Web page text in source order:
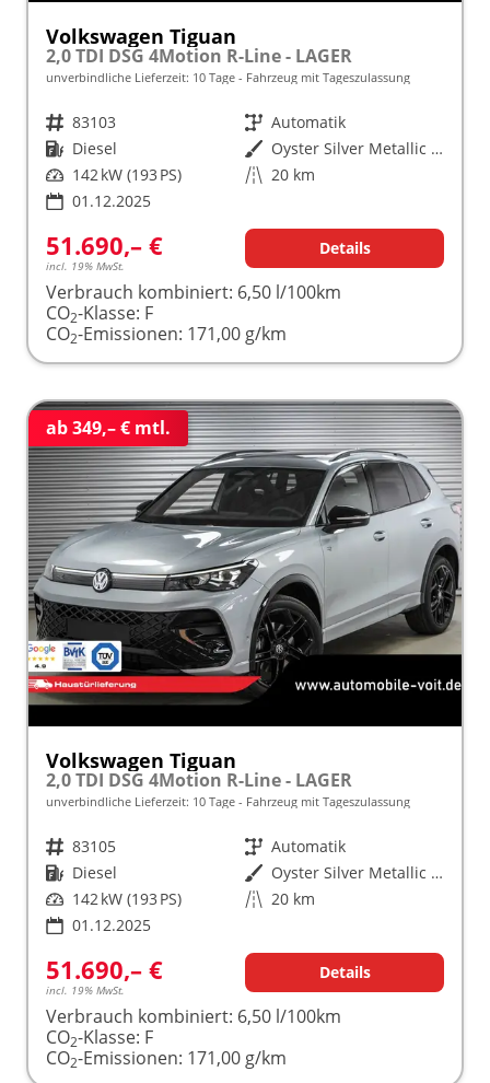
Volkswagen Tiguan
2,0 TDI DSG 4Motion R-Line - LAGER
unverbindliche Lieferzeit: 10 Tage Fahrzeug mit Tageszulassung
Fahrzeugnr. 83103 Getriebe Automatik
Kraftstoff Diesel Außenfarbe
Oyster Silver Metallic (F0)
Leistung 142 kW (193 PS) Kilometerstand 20 km
01.12.2025
51.690,– €
incl. 19% MwSt.
Details
Verbrauch kombiniert: 6,50 l/100km
CO2-Klasse: F
CO2-Emissionen: 171,00 g/km
ab 349,– € mtl.
Volkswagen Tiguan
2,0 TDI DSG 4Motion R-Line - LAGER
unverbindliche Lieferzeit: 10 Tage Fahrzeug mit Tageszulassung
Fahrzeugnr. 83105 Getriebe Automatik
Kraftstoff Diesel Außenfarbe
Oyster Silver Metallic (F0)
Leistung 142 kW (193 PS) Kilometerstand 20 km
01.12.2025
51.690,– €
incl. 19% MwSt.
Details
Verbrauch kombiniert: 6,50 l/100km
CO2-Klasse: F
CO2-Emissionen: 171,00 g/km